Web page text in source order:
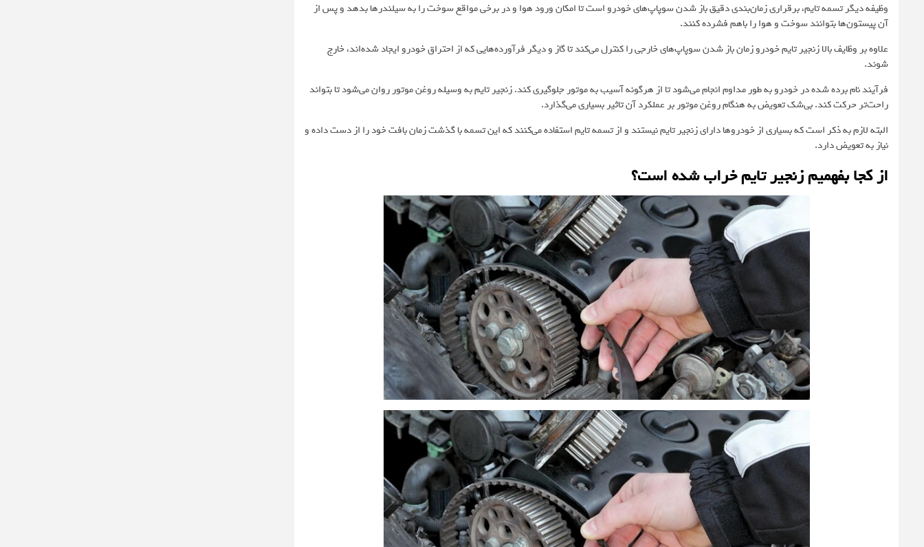
وظیفه دیگر تسمه تایم، برقراری زمان‌بندی دقیق باز شدن سوپاپ‌های خودرو است تا امکان ورود هوا و در برخی مواقع سوخت را به سیلندرها بدهد و پس از
آن پیستون‌ها بتوانند سوخت و هوا را باهم فشرده کنند.
علاوه بر وظایف بالا زنجیر تایم خودرو زمان باز شدن سوپاپ‌های خارجی را کنترل می‌کند تا گاز و دیگر فرآورده‌هایی که از احتراق خودرو ایجاد شده‌اند، خارج
شوند.
فرآیند نام برده شده در خودرو به طور مداوم انجام می‌شود تا از هرگونه آسیب به موتور جلوگیری کند. زنجیر تایم به وسیله روغن موتور روان می‌شود تا بتواند
راحت‌تر حرکت کند. بی‌شک تعویض به هنگام روغن موتور بر عملکرد آن تاثیر بسیاری می‌گذارد.
البته لازم به ذکر است که بسیاری از خودروها دارای زنجیر تایم نیستند و از تسمه تایم استفاده می‌کنند که این تسمه با گذشت زمان بافت خود را از دست داده و
نیاز به تعویض دارد.
از کجا بفهمیم زنجیر تایم خراب شده است؟